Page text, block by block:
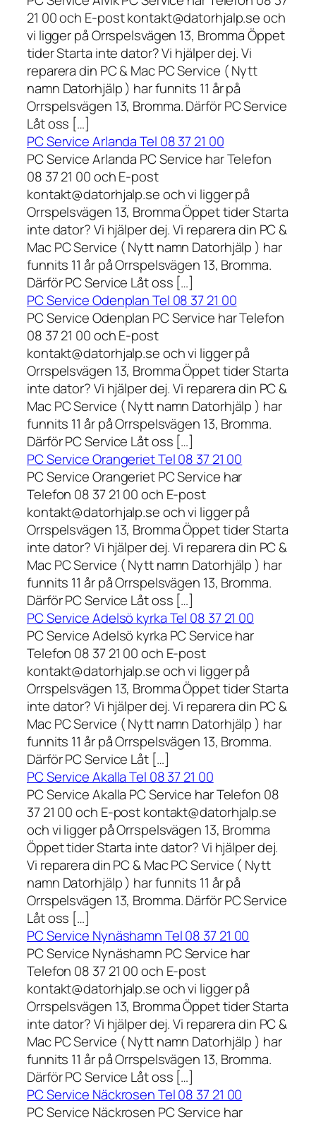
21 00 och E-post kontakt@datorhjalp.se och
vi ligger på Orrspelsvägen 13, Bromma Öppet
tider Starta inte dator? Vi hjälper dej. Vi
reparera din PC & Mac PC Service ( Nytt
namn Datorhjälp ) har funnits 11 år på
Orrspelsvägen 13, Bromma. Därför PC Service
Låt oss […]
PC Service Arlanda Tel 08 37 21 00
PC Service Arlanda PC Service har Telefon
08 37 21 00 och E-post
kontakt@datorhjalp.se och vi ligger på
Orrspelsvägen 13, Bromma Öppet tider Starta
inte dator? Vi hjälper dej. Vi reparera din PC &
Mac PC Service ( Nytt namn Datorhjälp ) har
funnits 11 år på Orrspelsvägen 13, Bromma.
Därför PC Service Låt oss […]
PC Service Odenplan Tel 08 37 21 00
PC Service Odenplan PC Service har Telefon
08 37 21 00 och E-post
kontakt@datorhjalp.se och vi ligger på
Orrspelsvägen 13, Bromma Öppet tider Starta
inte dator? Vi hjälper dej. Vi reparera din PC &
Mac PC Service ( Nytt namn Datorhjälp ) har
funnits 11 år på Orrspelsvägen 13, Bromma.
Därför PC Service Låt oss […]
PC Service Orangeriet Tel 08 37 21 00
PC Service Orangeriet PC Service har
Telefon 08 37 21 00 och E-post
kontakt@datorhjalp.se och vi ligger på
Orrspelsvägen 13, Bromma Öppet tider Starta
inte dator? Vi hjälper dej. Vi reparera din PC &
Mac PC Service ( Nytt namn Datorhjälp ) har
funnits 11 år på Orrspelsvägen 13, Bromma.
Därför PC Service Låt oss […]
PC Service Adelsö kyrka Tel 08 37 21 00
PC Service Adelsö kyrka PC Service har
Telefon 08 37 21 00 och E-post
kontakt@datorhjalp.se och vi ligger på
Orrspelsvägen 13, Bromma Öppet tider Starta
inte dator? Vi hjälper dej. Vi reparera din PC &
Mac PC Service ( Nytt namn Datorhjälp ) har
funnits 11 år på Orrspelsvägen 13, Bromma.
Därför PC Service Låt […]
PC Service Akalla Tel 08 37 21 00
PC Service Akalla PC Service har Telefon 08
37 21 00 och E-post kontakt@datorhjalp.se
och vi ligger på Orrspelsvägen 13, Bromma
Öppet tider Starta inte dator? Vi hjälper dej.
Vi reparera din PC & Mac PC Service ( Nytt
namn Datorhjälp ) har funnits 11 år på
Orrspelsvägen 13, Bromma. Därför PC Service
Låt oss […]
PC Service Nynäshamn Tel 08 37 21 00
PC Service Nynäshamn PC Service har
Telefon 08 37 21 00 och E-post
kontakt@datorhjalp.se och vi ligger på
Orrspelsvägen 13, Bromma Öppet tider Starta
inte dator? Vi hjälper dej. Vi reparera din PC &
Mac PC Service ( Nytt namn Datorhjälp ) har
funnits 11 år på Orrspelsvägen 13, Bromma.
Därför PC Service Låt oss […]
PC Service Näckrosen Tel 08 37 21 00
PC Service Näckrosen PC Service har